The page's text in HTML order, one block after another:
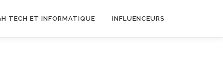
TECH ET INFORMATIQUE INFLUENCEURS